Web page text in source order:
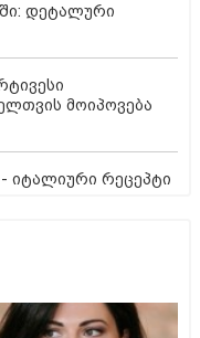
დეტალური
მოიპოვება
იტალიური რეცეპტი